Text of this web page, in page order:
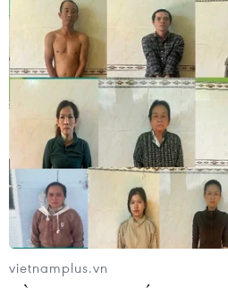
Những kịch bản về số
vietnamplus.vn